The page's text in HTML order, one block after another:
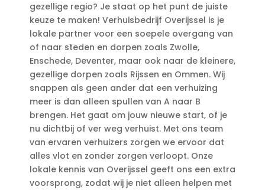
gezellige regio? Je staat op het punt de juiste
keuze te maken! Verhuisbedrijf Overijssel is je
lokale partner voor een soepele overgang van
of naar steden en dorpen zoals Zwolle,
Enschede, Deventer, maar ook naar de kleinere,
gezellige dorpen zoals Rijssen en Ommen.​ Wij
snappen als geen ander dat een verhuizing
meer is dan alleen spullen van A naar B
brengen.​ Het gaat om jouw nieuwe start, of je
nu dichtbij of ver weg verhuist.​ Met ons team
van ervaren verhuizers zorgen we ervoor dat
alles vlot en zonder zorgen verloopt.​ Onze
lokale kennis van Overijssel geeft ons een extra
voorsprong, zodat wij je niet alleen helpen met